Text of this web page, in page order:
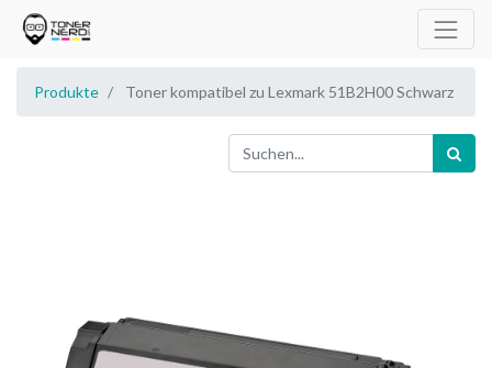
Produkte Toner kompatibel zu Lexmark 51B2H00 Schwarz